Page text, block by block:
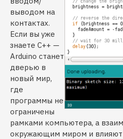
выводом на
контактах.
Если вы уже
знаете C++ —
Arduino станет
дверью в
новый мир,
где
программы не
ограничены
рамками компьютера, а
окружающим миром и влияют